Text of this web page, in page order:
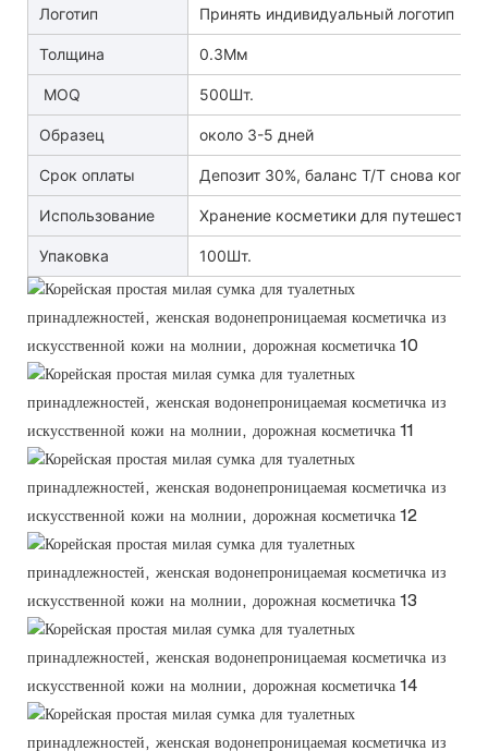
Логотип Принять индивидуальный логотип
Толщина 0.3Мм
MOQ 500Шт.
Образец около 3-5 дней
Срок оплаты Депозит 30%, баланс T/T снова копия
Использование Хранение косметики для путешествий
Упаковка 100Шт.